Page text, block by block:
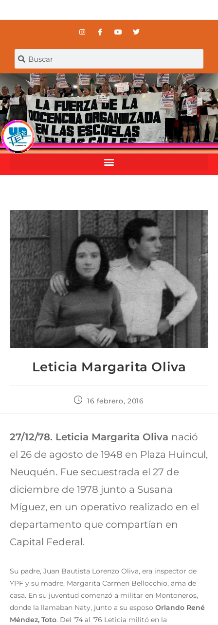
Leticia Margarita Oliva
16 febrero, 2016
27/12/78. Leticia Margarita Oliva nació
el 26 de agosto de 1948 en Plaza Huincul,
Neuquén. Fue secuestrada el 27 de
diciembre de 1978 junto a Susana
Míguez, en un operativo realizado en el
departamento que compartían en
Capital Federal.
Su padre, Juan Bautista Lorenzo Oliva, era inspector de
YPF y su madre, Margarita Carmen Bellocchio, ama de
casa. En su juventud comenzó a militar en Montoneros,
donde la llamaban Naty, junto a su esposo Orlando René
Méndez, Toto. Del ’74 al ’76 Leticia militó en la